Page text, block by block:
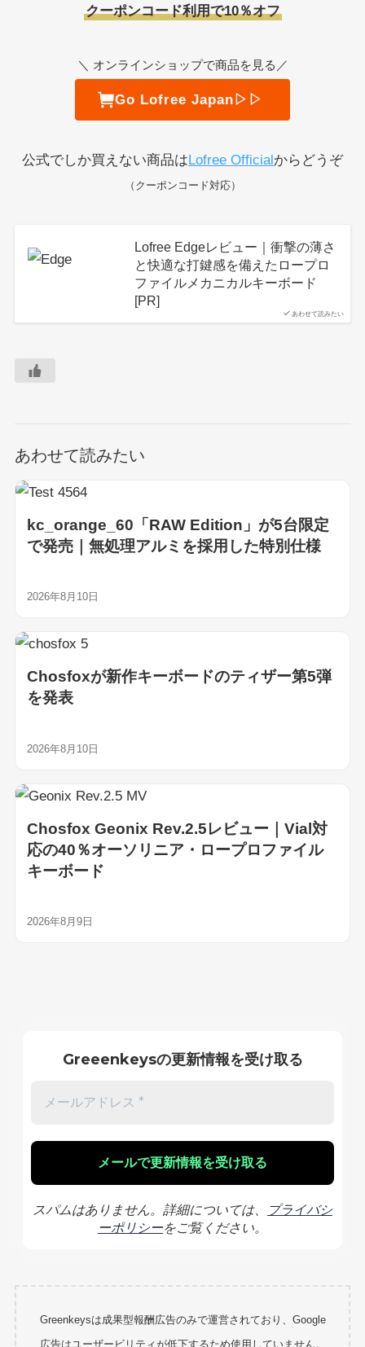
クーポンコード利用で10％オフ
＼ オンラインショップで商品を見る／
Go Lofree Japan▷▷
公式でしか買えない商品はLofree Officialからどうぞ
（クーポンコード対応）
あわせて読みたい
Lofree Edgeレビュー｜衝撃の薄さ
と快適な打鍵感を備えたロープロ
ファイルメカニカルキーボード
[PR]
あわせて読みたい
kc_orange_60「RAW Edition」が5台限定
で発売｜無処理アルミを採用した特別仕様
2026年8月10日
Chosfoxが新作キーボードのティザー第5弾
を発表
2026年8月10日
Chosfox Geonix Rev.2.5レビュー｜Vial対
応の40％オーソリニア・ロープロファイル
キーボード
2026年8月9日
Greeenkeysの更新情報を受け取る
スパムはありません。詳細については、
プライバシ
ーポリシーをご覧ください。
Greenkeysは成果型報酬広告のみで運営されており、Google
広告はユーザービリティが低下するため使用していません。